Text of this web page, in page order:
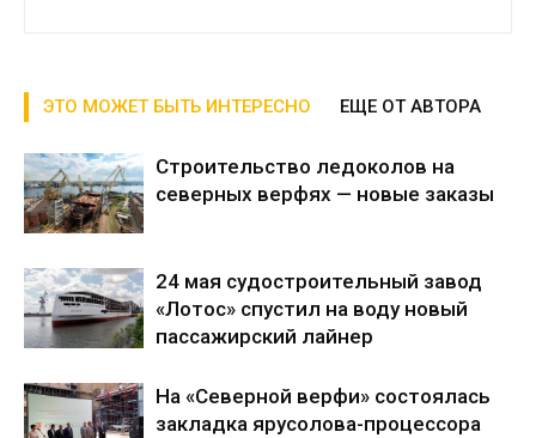
ЭТО МОЖЕТ БЫТЬ ИНТЕРЕСНО ЕЩЕ ОТ АВТОРА
Строительство ледоколов на
северных верфях — новые заказы
24 мая судостроительный завод
«Лотос» спустил на воду новый
пассажирский лайнер
На «Северной верфи» состоялась
закладка ярусолова-процессора